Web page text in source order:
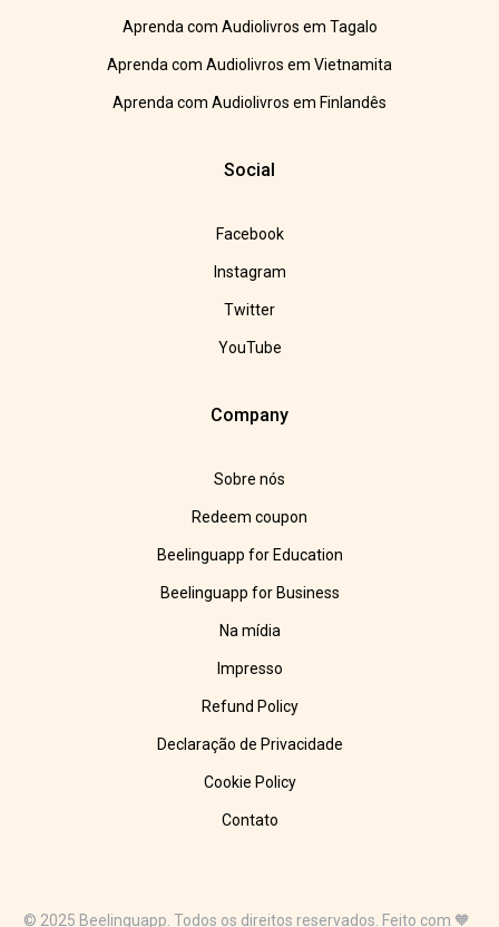
Aprenda com Audiolivros em Tagalo
Aprenda com Audiolivros em Vietnamita
Aprenda com Audiolivros em Finlandês
Social
Facebook
Instagram
Twitter
YouTube
Company
Sobre nós
Redeem coupon
Beelinguapp for Education
Beelinguapp for Business
Na mídia
Impresso
Refund Policy
Declaração de Privacidade
Cookie Policy
Contato
© 2025 Beelinguapp. Todos os direitos reservados. Feito com 🧡